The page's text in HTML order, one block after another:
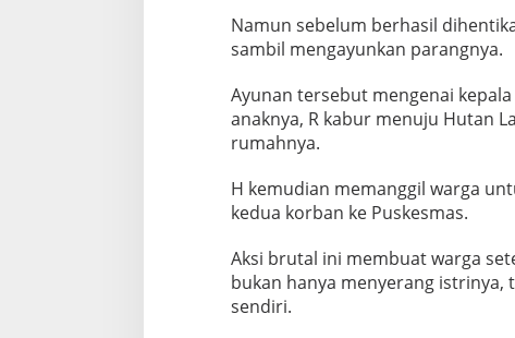
Namun sebelum berhasil
sambil mengayunkan parangnya.
Ayunan tersebut mengenai
anaknya, R kabur menuju Hutan
rumahnya.
H kemudian memanggil warga
kedua korban ke Puskesmas.
Aksi brutal ini membuat warga
bukan hanya menyerang istrinya,
sendiri.